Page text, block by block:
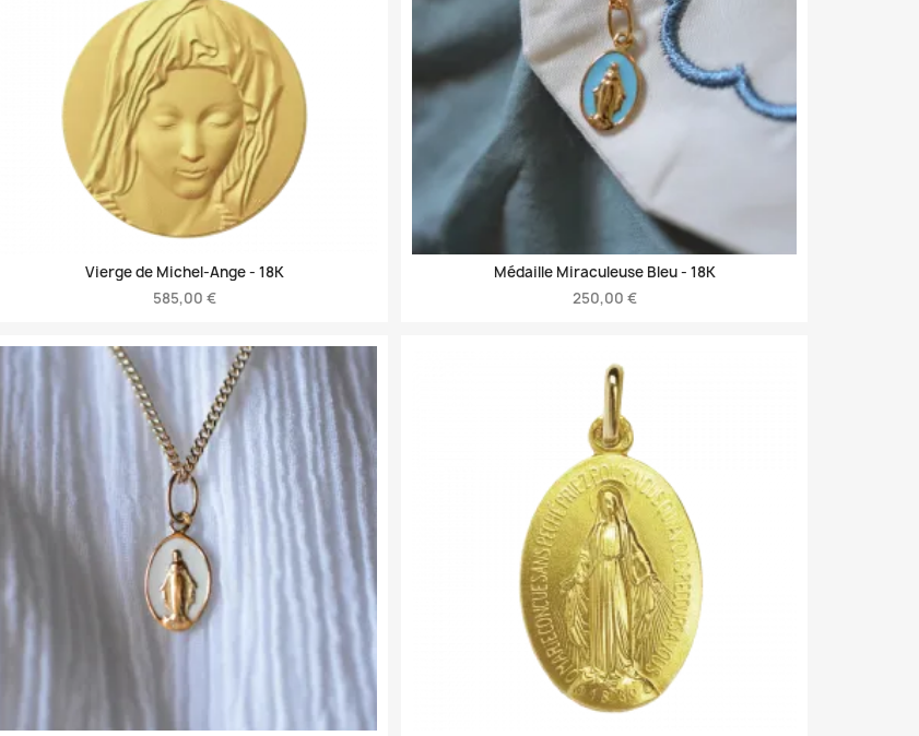
Vierge de Michel-Ange - 18K
585,00 €
Médaille Miraculeuse Bleu - 18K
250,00 €